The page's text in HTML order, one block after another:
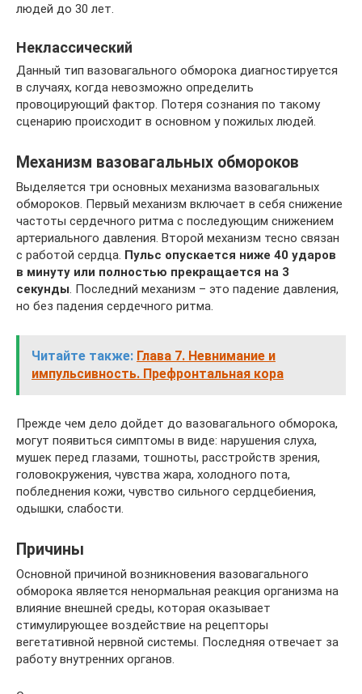
людей до 30 лет.
Неклассический
Данный тип вазовагального обморока диагностируется
в случаях, когда невозможно определить
провоцирующий фактор. Потеря сознания по такому
сценарию происходит в основном у пожилых людей.
Механизм вазовагальных обмороков
Выделяется три основных механизма вазовагальных
обмороков. Первый механизм включает в себя снижение
частоты сердечного ритма с последующим снижением
артериального давления. Второй механизм тесно связан
с работой сердца. Пульс опускается ниже 40 ударов
в минуту или полностью прекращается на 3
секунды . Последний механизм – это падение давления,
но без падения сердечного ритма.
Читайте также: Глава 7. Невнимание и
импульсивность. Префронтальная кора
Прежде чем дело дойдет до вазовагального обморока,
могут появиться симптомы в виде: нарушения слуха,
мушек перед глазами, тошноты, расстройств зрения,
головокружения, чувства жара, холодного пота,
побледнения кожи, чувство сильного сердцебиения,
одышки, слабости.
Причины
Основной причиной возникновения вазовагального
обморока является ненормальная реакция организма на
влияние внешней среды, которая оказывает
стимулирующее воздействие на рецепторы
вегетативной нервной системы. Последняя отвечает за
работу внутренних органов.